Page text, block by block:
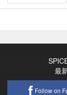
最
Follow on